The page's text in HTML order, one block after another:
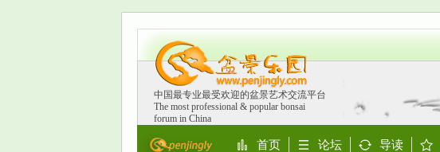
中国最专业最受欢迎的盆景艺术交流平台
The most professional & popular bonsai
forum in China
首页 论坛 导读